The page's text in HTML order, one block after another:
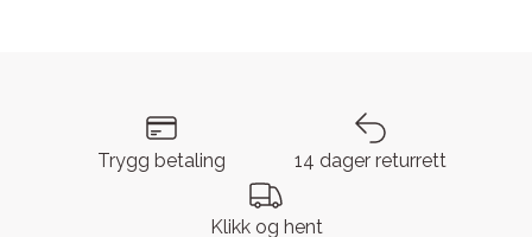
Trygg betaling 14 dager returrett
Klikk og hent